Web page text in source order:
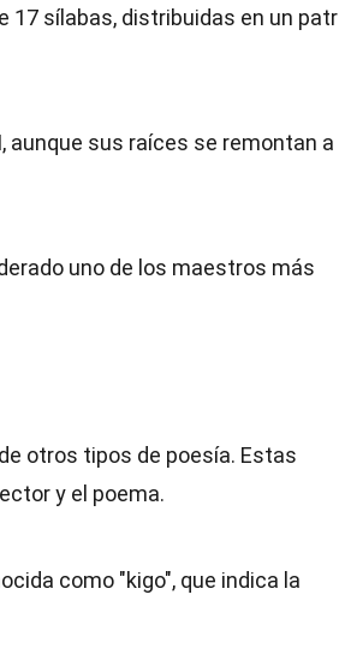
17 sílabas, distribuidas en un
aunque sus raíces se remontan a
uno de los maestros más
otros tipos de poesía. Estas
y el poema.
como "kigo", que indica la